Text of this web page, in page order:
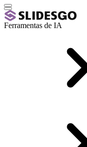
Ferramentas de IA